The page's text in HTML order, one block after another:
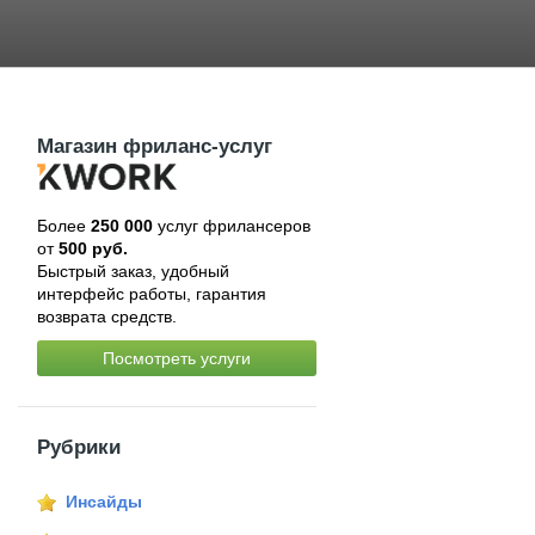
Магазин фриланс-услуг
Более 250 000услуг фрилансеров
от500 руб.
Быстрый заказ, удобный
интерфейс работы, гарантия
возврата средств.
Посмотреть услуги
Рубрики
Инсайды